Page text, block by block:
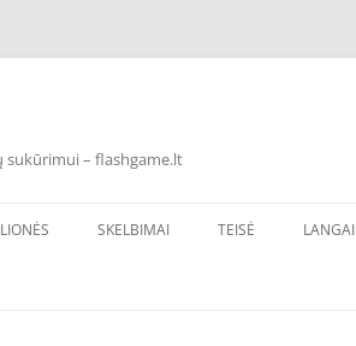
sukūrimui – flashgame.lt
SKELBIMAI TEISĖ LANGAI